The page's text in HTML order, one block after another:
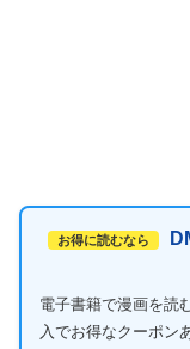
お得に読むなら
電子書籍で漫画を読
入でお得なクーポン